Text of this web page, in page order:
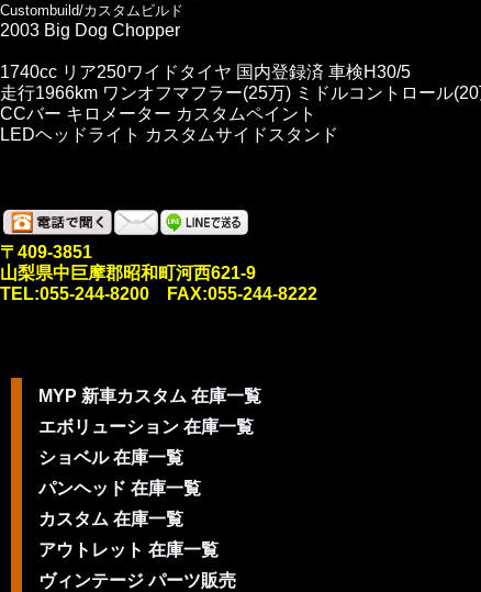
Custombuild/カスタムビルド
2003 Big Dog Chopper
1740cc リア250ワイドタイヤ 国内登録済 車検H30/5
走行1966km ワンオフマフラー(25万) ミドルコントロール
CCバー キロメーター カスタムペイント
LEDヘッドライト カスタムサイドスタンド
〒409-3851
山梨県中巨摩郡昭和町河西621-9
TEL:055-244-8200 FAX:055-244-8222
MYP 新車カスタム 在庫一覧
エボリューション 在庫一覧
ショベル 在庫一覧
パンヘッド 在庫一覧
カスタム 在庫一覧
アウトレット 在庫一覧
ヴィンテージ パーツ販売